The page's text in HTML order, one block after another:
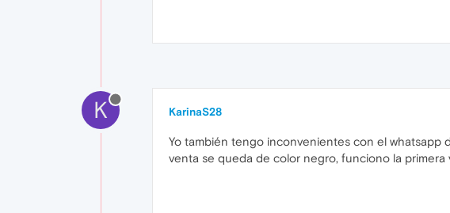
K KarinaS28
Yo también tengo inconvenientes con el whatsapp
venta se queda de color negro, funciono la primera